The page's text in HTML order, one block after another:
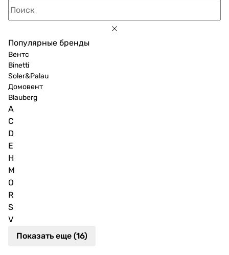
Популярные бренды
Вентс
Binetti
Soler&Palau
Домовент
Blauberg
A
C
D
E
H
M
O
R
S
V
Показать еще (16)